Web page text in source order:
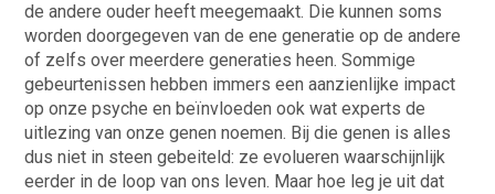
de andere ouder heeft meegemaakt. Die kunnen soms
worden doorgegeven van de ene generatie op de andere
of zelfs over meerdere generaties heen. Sommige
gebeurtenissen hebben immers een aanzienlijke impact
op onze psyche en beïnvloeden ook wat experts de
uitlezing van onze genen noemen. Bij die genen is alles
dus niet in steen gebeiteld: ze evolueren waarschijnlijk
eerder in de loop van ons leven. Maar hoe leg je uit dat